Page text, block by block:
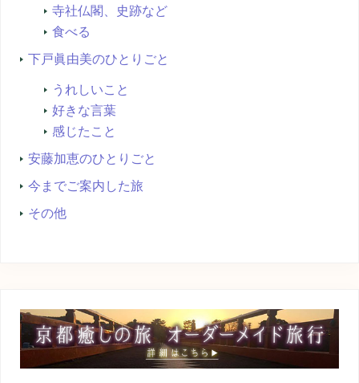
寺社仏閣、史跡など
食べる
下戸眞由美のひとりごと
うれしいこと
好きな言葉
感じたこと
安藤加恵のひとりごと
今までご案内した旅
その他